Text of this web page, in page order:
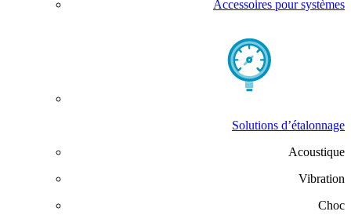
Accessoires pour systèmes
Solutions d’étalonnage
Acoustique
Vibration
Choc